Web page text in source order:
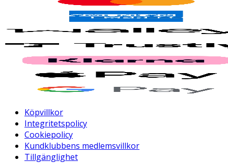
Köpvillkor
Integritetspolicy
Cookiepolicy
Kundklubbens medlemsvillkor
Tillgänglighet